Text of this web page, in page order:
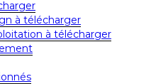
à télécharger
à télécharger